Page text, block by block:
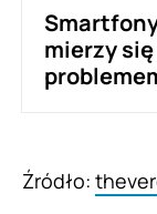
mierzy
Źródło: